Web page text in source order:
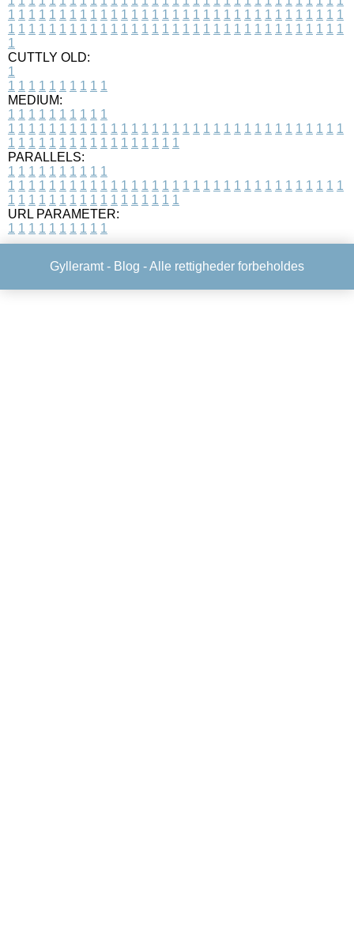
1 1 1 1 1 1 1 1 1 1 1 1 1 1 1 1 1 1 1 1 1 1 1 1 1 1 1 1 1 1 1 1 1
1 1 1 1 1 1 1 1 1 1 1 1 1 1 1 1 1 1 1 1 1 1 1 1 1 1 1 1 1 1 1 1 1
1
CUTTLY OLD:
1
1 1 1 1 1 1 1 1 1 1
MEDIUM:
1 1 1 1 1 1 1 1 1 1
1 1 1 1 1 1 1 1 1 1 1 1 1 1 1 1 1 1 1 1 1 1 1 1 1 1 1 1 1 1 1 1 1
1 1 1 1 1 1 1 1 1 1 1 1 1 1 1 1 1
PARALLELS:
1 1 1 1 1 1 1 1 1 1
1 1 1 1 1 1 1 1 1 1 1 1 1 1 1 1 1 1 1 1 1 1 1 1 1 1 1 1 1 1 1 1 1
1 1 1 1 1 1 1 1 1 1 1 1 1 1 1 1 1
URL PARAMETER:
1 1 1 1 1 1 1 1 1 1
Gylleramt - Blog - Alle rettigheder forbeholdes